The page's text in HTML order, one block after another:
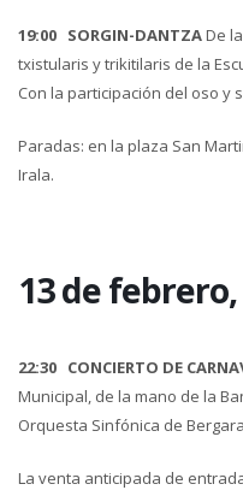
19:00 SORGIN-DANTZADe
txistularis y trikitilaris de la
Con la participación del oso y
Paradas: en la plaza San
Irala.
13 de
22:30 CONCIERTO DE
Municipal, de la mano de la
Orquesta Sinfónica de
La venta anticipada de